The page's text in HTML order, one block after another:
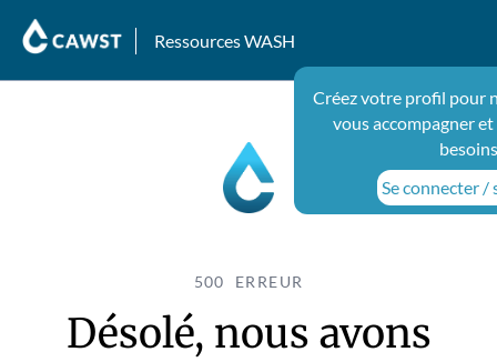
Ressources WASH
Créez votre profil pour
vous accompagner
Se connecter /
500 ERREUR
Désolé, nous avons